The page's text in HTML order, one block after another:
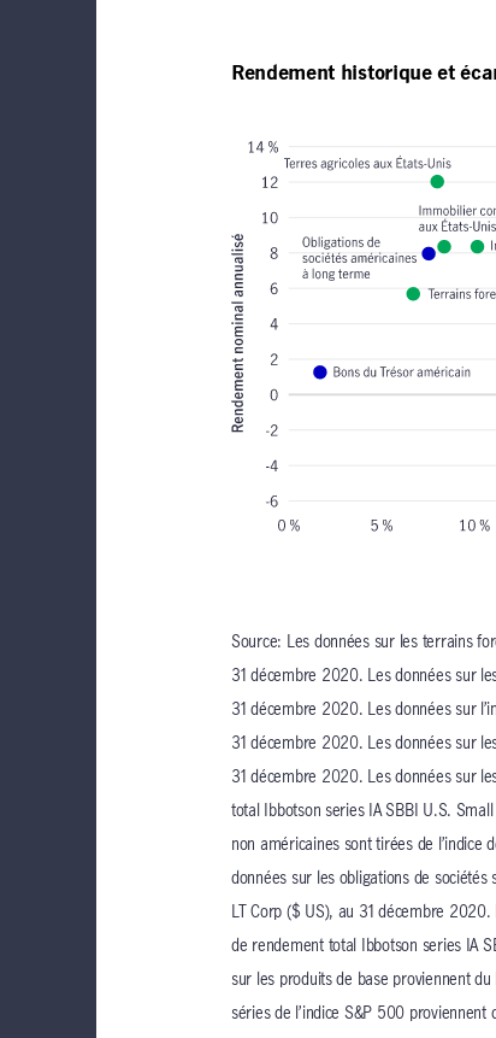
Rendement historique et
Source: Les données sur les terrains
31 décembre 2020. Les données sur
31 décembre 2020. Les données sur
31 décembre 2020. Les données sur
31 décembre 2020. Les données sur
total Ibbotson series IA SBBI U.S.
non américaines sont tirées de l’indice
données sur les obligations de sociétés
LT Corp ($ US), au 31 décembre
de rendement total Ibbotson series IA
sur les produits de base proviennent
séries de l’indice S&P 500